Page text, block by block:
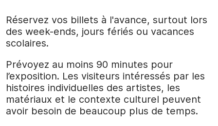
Réservez vos billets à l'avance, surtout lors
des week-ends, jours fériés ou vacances
scolaires.
Prévoyez au moins 90 minutes pour
l’exposition. Les visiteurs intéressés par les
histoires individuelles des artistes, les
matériaux et le contexte culturel peuvent
avoir besoin de beaucoup plus de temps.